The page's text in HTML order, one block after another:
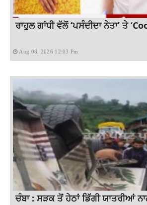
ਰਾਹੁਲ ਗਾਂਧੀ ਵੱਲੋਂ ‘ਪਸੰਦੀਦਾ ਨੇਤਾ’ ਤੇ
Aug 08, 2026 12:03 Pm
ਚੰਬਾ : ਸੜਕ ਤੋਂ ਹੇਠਾਂ ਡਿੱਗੀ ਯਾਤਰੀਆਂ